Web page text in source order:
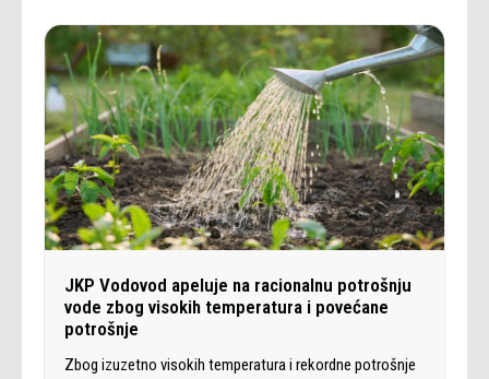
JKP Vodovod apeluje na racionalnu potrošnju
vode zbog visokih temperatura i povećane
potrošnje
Zbog izuzetno visokih temperatura i rekordne potrošnje